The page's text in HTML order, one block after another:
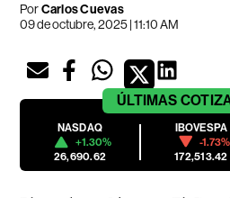
PorCarlos Cuevas
09 de octubre, 2025 | 11:10 AM
ÚLTIMAS
NASDAQ
+1.30%
26,690.62
IBOVESPA
-1.73%
172,513.42